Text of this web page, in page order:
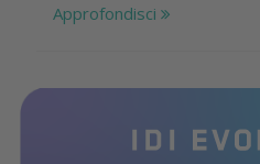
Approfondisci